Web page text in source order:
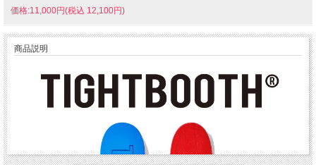
価格:11,000円(税込 12,100円)
商品説明